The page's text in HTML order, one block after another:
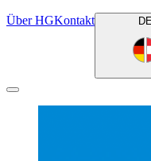
Über HGKontakt